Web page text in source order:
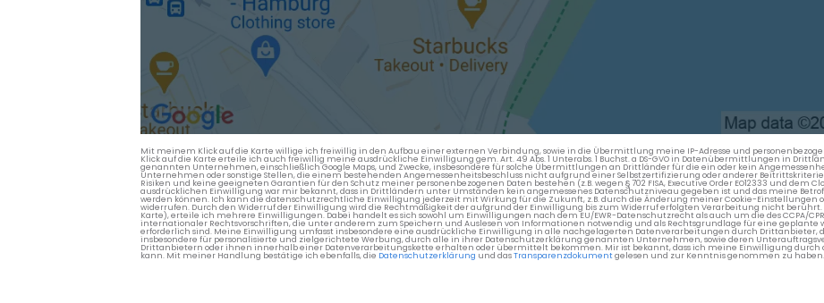
Mit meinem Klick auf die Karte willige ich freiwillig in den Aufbau einer externen Verbindung, sowie in die Übermittlung meine IP-Adresse und
Klick auf die Karte erteile ich auch freiwillig meine ausdrückliche Einwilligung gem. Art. 49 Abs. 1 Unterabs. 1 Buchst. a DS-GVO in Datenübermittlungen in
genannten Unternehmen, einschließlich Google Maps, und Zwecke, insbesondere für solche Übermittlungen an Drittländer für die ein oder kein
Unternehmen oder sonstige Stellen, die einem bestehenden Angemessenheitsbeschluss nicht aufgrund einer Selbstzertifizierung oder anderer
Risiken und keine geeigneten Garantien für den Schutz meiner personenbezogenen Daten bestehen (z.B. wegen § 702 FISA, Executive Order EO12333 und dem
ausdrücklichen Einwilligung war mir bekannt, dass in Drittländern unter Umständen kein angemessenes Datenschutzniveau gegeben ist und das meine
werden können. Ich kann die datenschutzrechtliche Einwilligung jederzeit mit Wirkung für die Zukunft, z.B. durch die Änderung meiner Cookie-Einstellungen
widerrufen. Durch den Widerruf der Einwilligung wird die Rechtmäßigkeit der aufgrund der Einwilligung bis zum Widerruf erfolgten Verarbeitung nicht
Karte), erteile ich mehrere Einwilligungen. Dabei handelt es sich sowohl um Einwilligungen nach dem EU/EWR-Datenschutzrecht als auch um die des CCPA/
internationaler Rechtsvorschriften, die unter anderem zum Speichern und Auslesen von Informationen notwendig und als Rechtsgrundlage für eine geplante
erforderlich sind. Meine Einwilligung umfasst insbesondere eine ausdrückliche Einwilligung in alle nachgelagerten Datenverarbeitungen durch
insbesondere für personalisierte und zielgerichtete Werbung, durch alle in ihrer Datenschutzerklärung genannten Unternehmen, sowie deren
Drittanbietern oder ihnen innerhalb einer Datenverarbeitungskette erhalten oder übermittelt bekommen. Mir ist bekannt, dass ich meine Einwilligung durch
kann. Mit meiner Handlung bestätige ich ebenfalls, die Datenschutzerklärung und dasTransparenzdokumentgelesen und zur Kenntnis genommen zu haben.